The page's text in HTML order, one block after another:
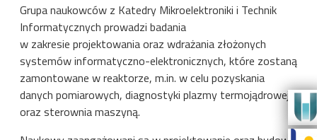
Grupa naukowców z Katedry Mikroelektroniki i Technik
Informatycznych prowadzi badania
w zakresie projektowania oraz wdrażania złożonych
systemów informatyczno-elektronicznych, które zostaną
zamontowane w reaktorze, m.in. w celu pozyskania
danych pomiarowych, diagnostyki plazmy termojądrowej
oraz sterownia maszyną.